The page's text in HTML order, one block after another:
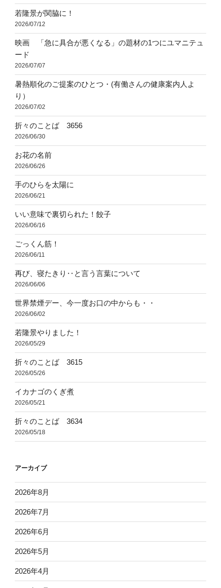
若隆景が関脇に！
2026/07/12
映画 「急に具合が悪くなる」の題材の1つにユマニテュ
ード
2026/07/07
暑熱順化のご提案のひとつ・(有働さんの健康案内人よ
り）
2026/07/02
折々のことば 3656
2026/06/30
お花の名前
2026/06/26
手のひらを太陽に
2026/06/21
いい意味で裏切られた！餃子
2026/06/16
ごっくん筋！
2026/06/11
再び、寝たきり‥と言う言葉について
2026/06/06
世界禁煙デー、今一度お口の中からも・・
2026/06/02
若隆景やりました！
2026/05/29
折々のことば 3615
2026/05/26
イカナゴのくぎ煮
2026/05/21
折々のことば 3634
2026/05/18
アーカイブ
2026年8月
2026年7月
2026年6月
2026年5月
2026年4月